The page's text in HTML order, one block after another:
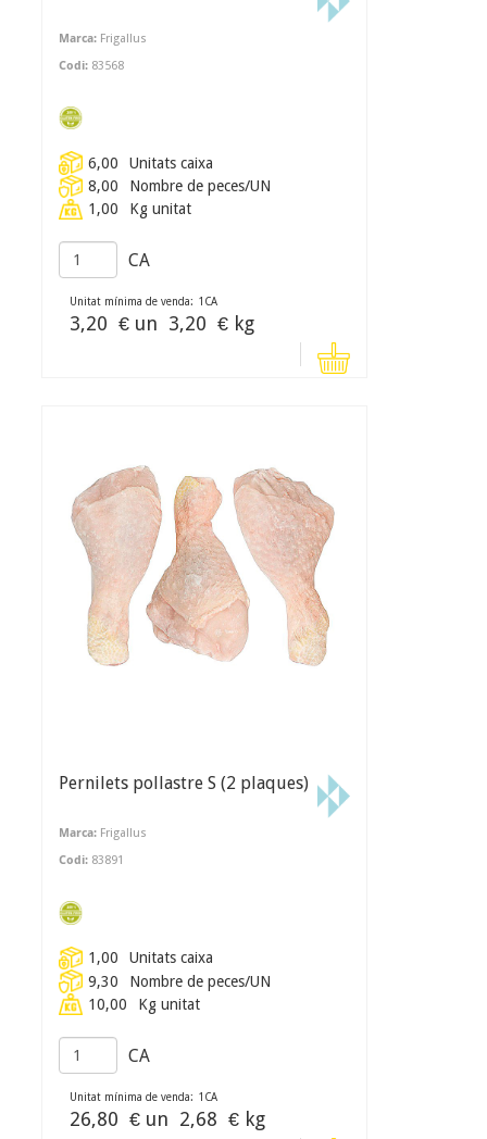
Marca: Frigallus
Codi: 83568
6,00
Unitats caixa
8,00
Nombre de peces/UN
1,00
Kg unitat
CA
Unitat mínima de venda: 1 CA
3,20 € un 3,20 € kg
Pernilets pollastre S (2 plaques)
Marca: Frigallus
Codi: 83891
1,00
Unitats caixa
9,30
Nombre de peces/UN
10,00
Kg unitat
CA
Unitat mínima de venda: 1 CA
26,80 € un 2,68 € kg